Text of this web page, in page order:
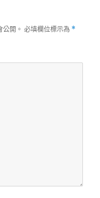
開。 必填欄位標示為 *